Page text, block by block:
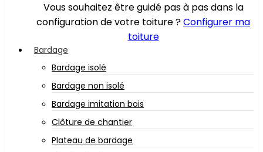
Vous souhaitez être guidé pas à pas dans la
configuration de votre toiture ?Configurer ma
toiture
Bardage
Bardage isolé
Bardage non isolé
Bardage imitation bois
Clôture de chantier
Plateau de bardage